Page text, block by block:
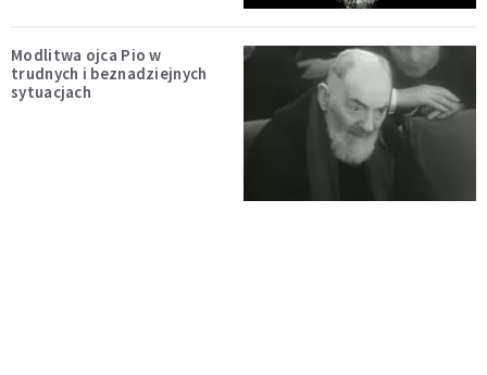
Modlitwa ojca Pio w
trudnych i beznadziejnych
sytuacjach